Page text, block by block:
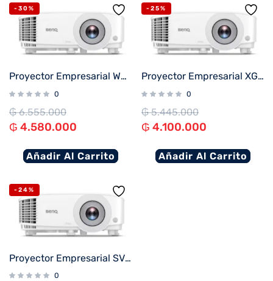
-30%
Proyector Empresarial WXGA BENQ MW560
0
₲6.555.000
₲ 4.580.000
Añadir Al Carrito
-25%
Proyector Empresarial XGA BENQ MX560
0
₲5.445.000
₲ 4.100.000
Añadir Al Carrito
-24%
Proyector Empresarial SVGA BENQ MS560
0